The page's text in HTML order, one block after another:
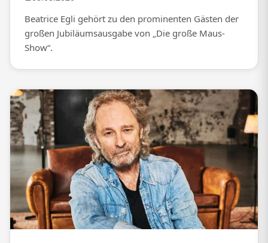
Beatrice Egli gehört zu den prominenten Gästen der
großen Jubiläumsausgabe von „Die große Maus-
Show“.